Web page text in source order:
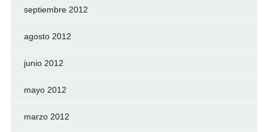
septiembre 2012
agosto 2012
junio 2012
mayo 2012
marzo 2012